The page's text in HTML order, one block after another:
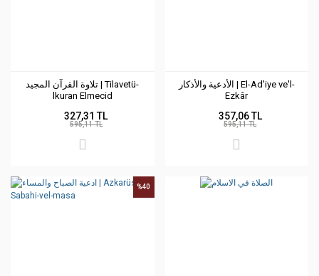
تلاوة القرآن المجيد | Tilavetü-
lkuran Elmecid
327,31 TL
595,11 TL
الأدعية والأذكار | El-Ad'iye ve'l-
Ezkâr
357,06 TL
595,11 TL
%40